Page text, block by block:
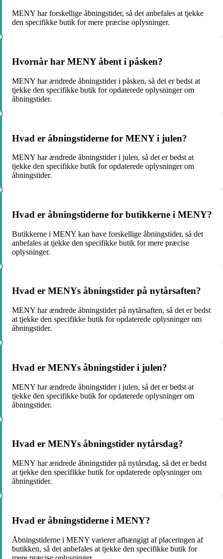
MENY har forskellige åbningstider, så det anbefales at tjekke
den specifikke butik for mere præcise oplysninger.
Hvornår har MENY åbent i påsken?
MENY har ændrede åbningstider i påsken, så det er bedst at
tjekke den specifikke butik for opdaterede oplysninger om
åbningstider.
Hvad er åbningstiderne for MENY i julen?
MENY har ændrede åbningstider i julen, så det er bedst at
tjekke den specifikke butik for opdaterede oplysninger om
åbningstider.
Hvad er åbningstiderne for butikkerne i MENY?
Butikkerne i MENY kan have forskellige åbningstider, så det
anbefales at tjekke den specifikke butik for mere præcise
oplysninger.
Hvad er MENYs åbningstider på nytårsaften?
MENY har ændrede åbningstider på nytårsaften, så det er bedst
at tjekke den specifikke butik for opdaterede oplysninger om
åbningstider.
Hvad er MENYs åbningstider i julen?
MENY har ændrede åbningstider i julen, så det er bedst at
tjekke den specifikke butik for opdaterede oplysninger om
åbningstider.
Hvad er MENYs åbningstider nytårsdag?
MENY har ændrede åbningstider på nytårsdag, så det er bedst
at tjekke den specifikke butik for opdaterede oplysninger om
åbningstider.
Hvad er åbningstiderne i MENY?
Åbningstiderne i MENY varierer afhængigt af placeringen af ​​
butikken, så det anbefales at tjekke den specifikke butik for